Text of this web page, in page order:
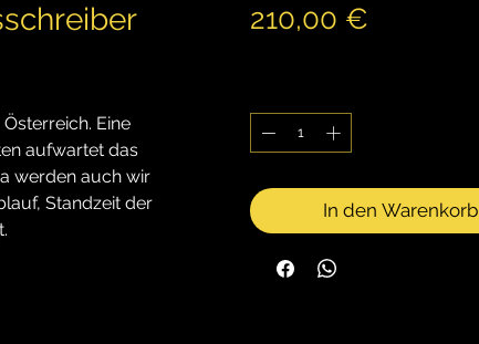
Eine
aufwartet das
werden auch wir
Standzeit der
210,00 €Preis
In den Warenkorb